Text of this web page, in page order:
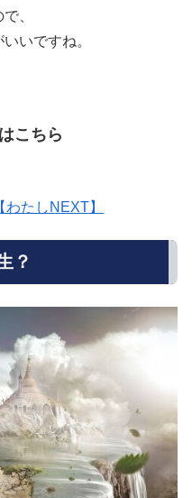
、
いですね。
こちら
？